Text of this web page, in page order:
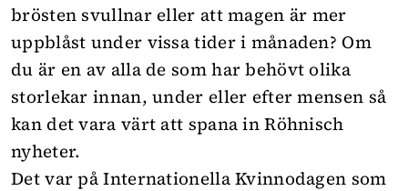
brösten svullnar eller att magen är mer
uppblåst under vissa tider i månaden? Om
du är en av alla de som har behövt olika
storlekar innan, under eller efter mensen så
kan det vara värt att spana in Röhnisch
nyheter.
Det var på Internationella Kvinnodagen som